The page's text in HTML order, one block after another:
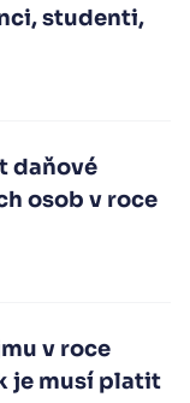
studenti,
daňové
osob v roce
v roce
je musí platit